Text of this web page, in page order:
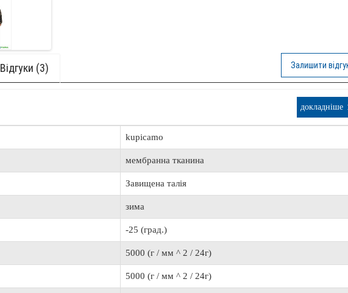
Залишити
Відгуки (3)
докладніше
kupicamo
мембранна тканина
Завищена талія
зима
-25 (град.)
5000 (г / мм ^ 2 / 24г)
5000 (г / мм ^ 2 / 24г)
НОВИНКА!
БЕЗКОШТОВНА ДОСТАВКА
Ехолот Lowrance Elite FS 9 с датчиком Active
Imaging 3-in-1
65 520 грн.